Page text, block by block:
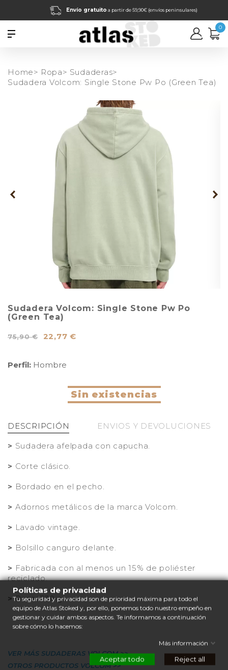
Envío gratuito a partir de 59,90€ (envíos peninsulares)
0
Home> Ropa> Sudaderas>
Sudadera Volcom: Single Stone Pw Po (Green Tea)
Sudadera Volcom: Single Stone Pw Po
(Green Tea)
75,90 € 22,77 €
Perfil: Hombre
Sin existencias
DESCRIPCIÓN ENVIOS Y DEVOLUCIONES
> Sudadera afelpada con capucha.
> Corte clásico.
> Bordado en el pecho.
> Adornos metálicos de la marca Volcom.
> Lavado vintage.
> Bolsillo canguro delante.
> Fabricada con al menos un 15% de poliéster
reciclado.
>Peso: 330 g.
VER MÁS SUDADERAS VOLCOM >>
OTROS PRODUCTOS VOLCOM >>
Políticas de privacidad
Tu seguridad y privacidad son de prioridad máxima para todo el
equipo de Atlas Stoked y, por ello, ponemos todo nuestro empeño en
gestionar y cuidar ambos aspectos. Te informamos a continuación
sobre cómo lo hacemos:
Más información
Aceptar todo Reject all